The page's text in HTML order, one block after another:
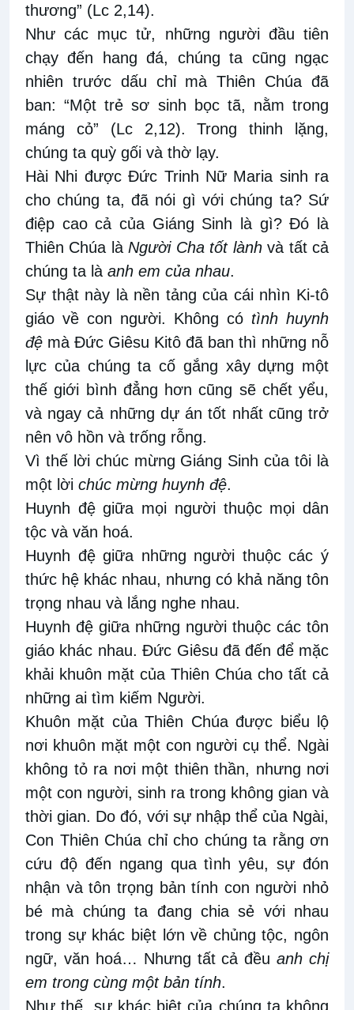
thương” (Lc 2,14).
Như các mục tử, những người đầu tiên
chạy đến hang đá, chúng ta cũng ngạc
nhiên trước dấu chỉ mà Thiên Chúa đã
ban: “Một trẻ sơ sinh bọc tã, nằm trong
máng cỏ” (Lc 2,12). Trong thinh lặng,
chúng ta quỳ gối và thờ lạy.
Hài Nhi được Đức Trinh Nữ Maria sinh ra
cho chúng ta, đã nói gì với chúng ta? Sứ
điệp cao cả của Giáng Sinh là gì? Đó là
Thiên Chúa làNgười Cha tốt lànhvà tất cả
chúng ta là anh em của nhau.
Sự thật này là nền tảng của cái nhìn Ki-tô
giáo về con người. Không có tình huynh
đệ mà Đức Giêsu Kitô đã ban thì những nỗ
lực của chúng ta cố gắng xây dựng một
thế giới bình đẳng hơn cũng sẽ chết yểu,
và ngay cả những dự án tốt nhất cũng trở
nên vô hồn và trống rỗng.
Vì thế lời chúc mừng Giáng Sinh của tôi là
một lời chúc mừng huynh đệ.
Huynh đệ giữa mọi người thuộc mọi dân
tộc và văn hoá.
Huynh đệ giữa những người thuộc các ý
thức hệ khác nhau, nhưng có khả năng tôn
trọng nhau và lắng nghe nhau.
Huynh đệ giữa những người thuộc các tôn
giáo khác nhau. Đức Giêsu đã đến để mặc
khải khuôn mặt của Thiên Chúa cho tất cả
những ai tìm kiếm Người.
Khuôn mặt của Thiên Chúa được biểu lộ
nơi khuôn mặt một con người cụ thể. Ngài
không tỏ ra nơi một thiên thần, nhưng nơi
một con người, sinh ra trong không gian và
thời gian. Do đó, với sự nhập thể của Ngài,
Con Thiên Chúa chỉ cho chúng ta rằng ơn
cứu độ đến ngang qua tình yêu, sự đón
nhận và tôn trọng bản tính con người nhỏ
bé mà chúng ta đang chia sẻ với nhau
trong sự khác biệt lớn về chủng tộc, ngôn
ngữ, văn hoá… Nhưng tất cả đềuanh chị
em trong cùng một bản tính.
Như thế, sự khác biệt của chúng ta không